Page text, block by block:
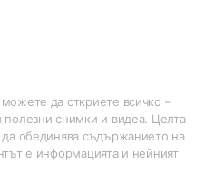
да откриете всичко –
полезни снимки и видеа. Целта
обединява съдържанието на
е информацията и нейният